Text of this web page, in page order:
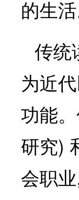
的生活
传统
为近
功能
研究)
会职业